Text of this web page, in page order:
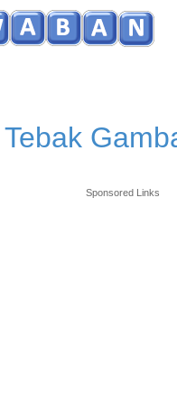
Sponsored Links